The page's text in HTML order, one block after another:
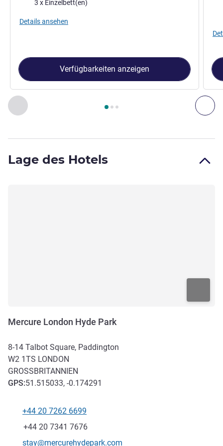
Zurück - Zimmer
Seite1 , Zimmer 1 : Familienzimmer , Zimmer 2 :
3 x Einzelbett(en)
Details ansehen
Verfügbarkeiten anzeigen
Lage des Hotels
Mercure London Hyde Park
8-14 Talbot Square, Paddington
W2 1TS LONDON
GROSSBRITANNIEN
GPS:51.515033, -0.174291
+44 20 7262 6699
Fax
+44 20 7341 7676
Kontakt-E-Mail
stay@mercurehydepark.com